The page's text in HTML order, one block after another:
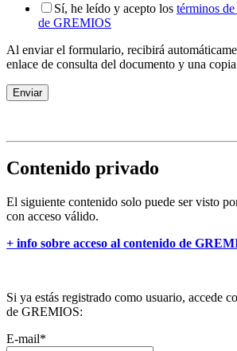
Sí, he leído y acepto los términos
de GREMIOS
Al enviar el formulario, recibirá
enlace de consulta del documento y una
Enviar
Contenido privado
El siguiente contenido solo puede ser visto
con acceso válido.
+ info sobre acceso al contenido de
Si ya estás registrado como usuario, accede
de GREMIOS:
E-mail*